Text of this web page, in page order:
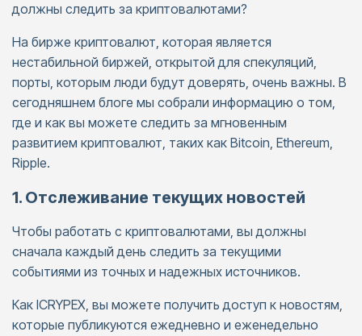
должны следить за криптовалютами?
На бирже криптовалют, которая является
нестабильной биржей, открытой для спекуляций,
порты, которым люди будут доверять, очень важны. В
сегодняшнем блоге мы собрали информацию о том,
где и как вы можете следить за мгновенным
развитием криптовалют, таких как Bitcoin, Ethereum,
Ripple.
1. Отслеживание текущих новостей
Чтобы работать с криптовалютами, вы должны
сначала каждый день следить за текущими
событиями из точных и надежных источников.
Как ICRYPEX, вы можете получить доступ к новостям,
которые публикуются ежедневно и еженедельно